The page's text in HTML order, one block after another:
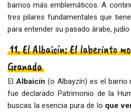
barrios más emblemáticos. A
tres pilares fundamentales que
para entender su pasado árabe,
11. El Albaicín: El laberinto
Granada
El Albaicín (o Albayzín) es el barrio
fue declarado Patrimonio de la
buscas la esencia pura de lo que